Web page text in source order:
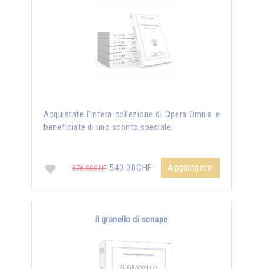
Acquistate l'intera collezione di Opera Omnia e
beneficiate di uno sconto speciale.
676.00CHF540.00CHF Aggiungere
Il granello di senape